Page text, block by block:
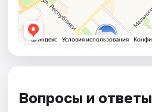
Вопросы и ответы